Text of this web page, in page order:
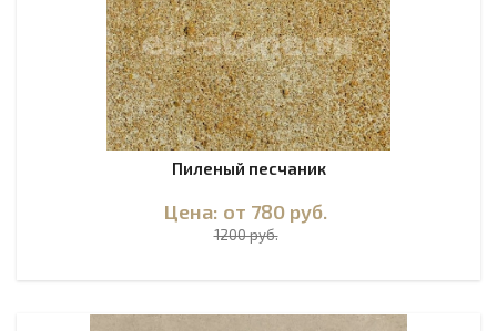
Пиленый песчаник
Цена: от 780 руб.
1200 руб.